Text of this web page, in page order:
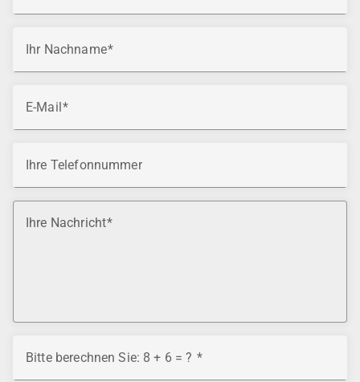
Ihr Nachname
E-Mail
Ihre Telefonnummer
Ihre Nachricht
Bitte berechnen Sie: 8 + 6 = ?